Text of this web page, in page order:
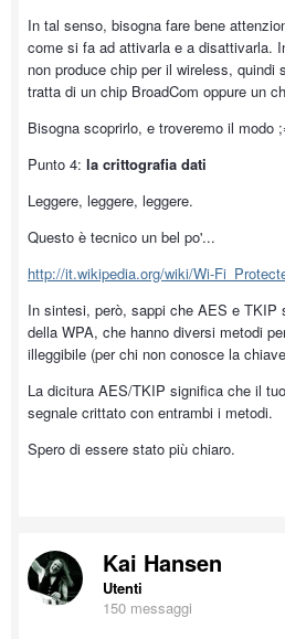
In tal senso, bisogna fare bene
come si fa ad attivarla e a disattivarla.
non produce chip per il wireless, quindi
tratta di un chip BroadCom oppure un
Bisogna scoprirlo, e troveremo il modo
Punto 4: la crittografia dati
Leggere, leggere, leggere.
Questo è tecnico un bel po'...
http://it.wikipedia.org/wiki/Wi-
In sintesi, però, sappi che AES e TKIP
della WPA, che hanno diversi metodi
illeggibile (per chi non conosce la
La dicitura AES/TKIP significa che il
segnale crittato con entrambi i metodi.
Spero di essere stato più chiaro.
Kai Hansen
Utenti
150 messaggi